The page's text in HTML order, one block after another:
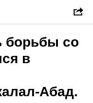
борьбы со
в
Абад.